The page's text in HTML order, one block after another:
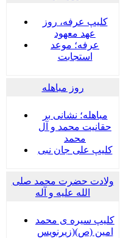
کلیپ عرفه، روز
عهد معهود
عرفه؛ موعد
استجابت
روز مباهله
مباهله؛ نشانی بر
حقانیت محمد و آل
محمد
کلیپ علی جان نبی
ولادت حضرت محمد صلی
الله علیه و آله
کلیپ سیره ی محمد
امین (ص)(زیرنویس